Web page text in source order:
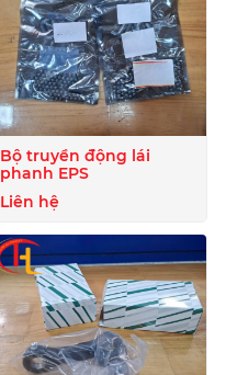
Bộ truyền động lái
phanh EPS
Liên hệ